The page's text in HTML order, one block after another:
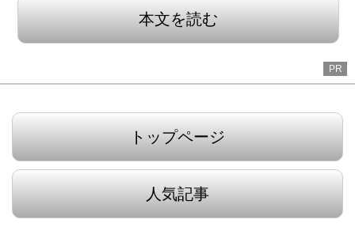
本文を読む
PR
トップページ
人気記事